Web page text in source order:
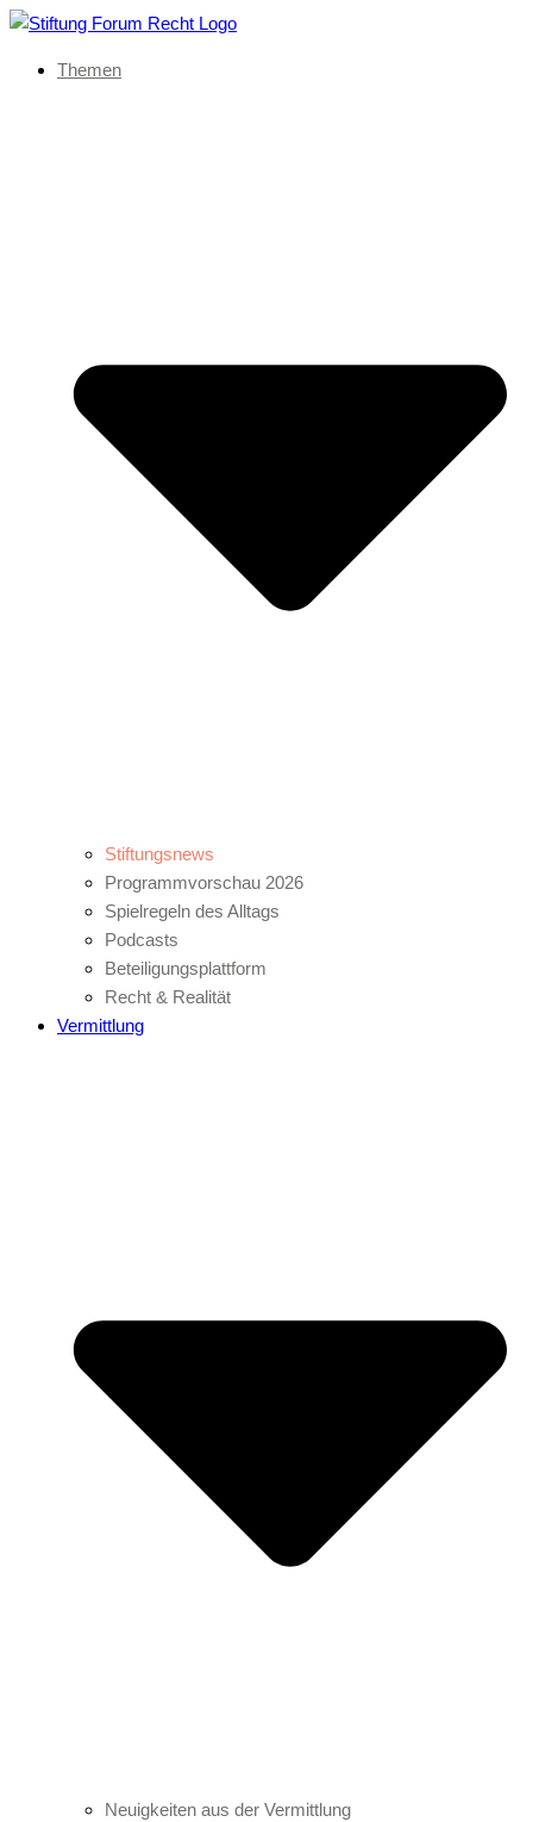
Themen
Stiftungsnews
Programmvorschau 2026
Spielregeln des Alltags
Podcasts
Beteiligungsplattform
Recht & Realität
Vermittlung
Neuigkeiten aus der Vermittlung